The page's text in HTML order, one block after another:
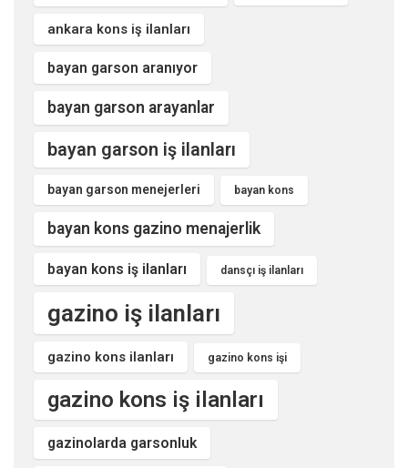
ankara kons iş ilanları
bayan garson aranıyor
bayan garson arayanlar
bayan garson iş ilanları
bayan garson menejerleri bayan kons
bayan kons gazino menajerlik
bayan kons iş ilanları dansçı iş ilanları
gazino iş ilanları
gazino kons ilanları gazino kons işi
gazino kons iş ilanları
gazinolarda garsonluk